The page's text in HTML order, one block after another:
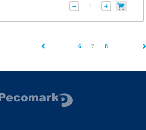
6 7(current)
8